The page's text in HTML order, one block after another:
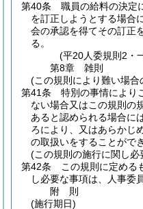
第40条
職員の給料の決定
を訂正しようとする場合
会の承認を得てその訂正
る。
(平20人委規則2・
第8章
雑則
(この規則により難い場合
第41条
特別の事情により
ない場合又はこの規則の
あると認められる場合に
ろにより、又はあらかじ
の取扱いをすることがで
(この規則の施行に関し必
第42条
この規則に定める
し必要な事項は、人事委
附 則
(施行期日)